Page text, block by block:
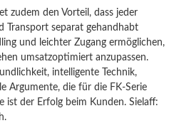
zudem den Vorteil, dass jeder
Transport separat gehandhabt
und leichter Zugang ermöglichen,
umsatzoptimiert anzupassen.
intelligente Technik,
Argumente, die für die FK-Serie
ist der Erfolg beim Kunden. Sielaff: